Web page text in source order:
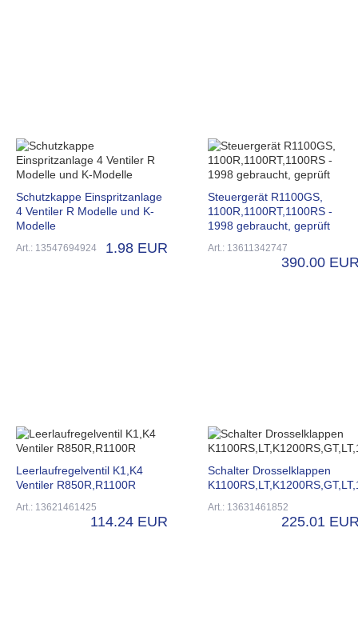
Schutzkappe Einspritzanlage
4 Ventiler R Modelle und K-
Modelle
Art.: 13547694924 1.98 EUR
Steuergerät R1100GS,
1100R,1100RT,1100RS -
1998 gebraucht, geprüft
Art.: 13611342747
390.00
Leerlaufregelventil K1,K4
Ventiler R850R,R1100R
Art.: 13621461425
114.24 EUR
Schalter Drosselklappen
Art.: 13631461852
225.01